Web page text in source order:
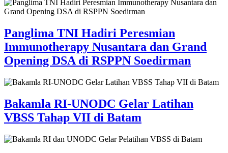
Panglima TNI Hadiri Peresmian
Immunotherapy Nusantara dan Grand
Opening DSA di RSPPN Soedirman
Bakamla RI-UNODC Gelar Latihan
VBSS Tahap VII di Batam